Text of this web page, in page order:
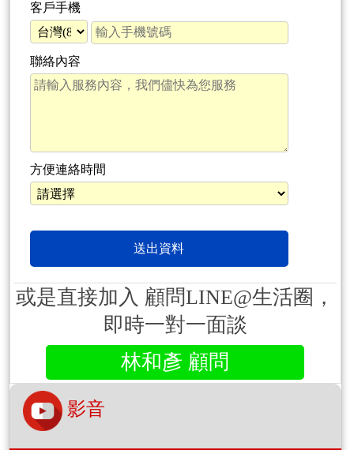
客戶手機
聯絡內容
方便連絡時間
或是直接加入 顧問LINE@生活圈，
即時一對一面談
林和彥 顧問
影音